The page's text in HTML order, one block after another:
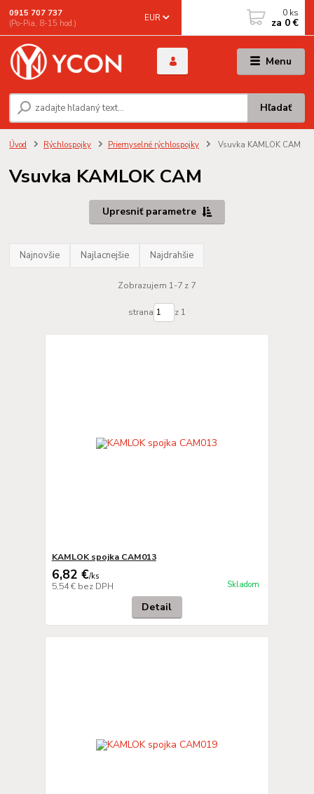
Menu
EUR
Hľadať
0915 707 737
(Po-Pia, 8-15 hod.)
0 ks
za 0 €
Úvod Rýchlospojky Priemyselné rýchlospojky Vsuvka KAMLOK CAM
Vsuvka KAMLOK CAM
Upresniť parametre
Najnovšie Najlacnejšie Najdrahšie
Zobrazujem 1-7 z 7
strana z 1
KAMLOK spojka CAM013
6,82 €/ks
5,54 € bez DPH Skladom
Detail